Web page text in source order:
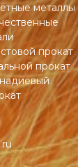
металлы
прокат
прокат